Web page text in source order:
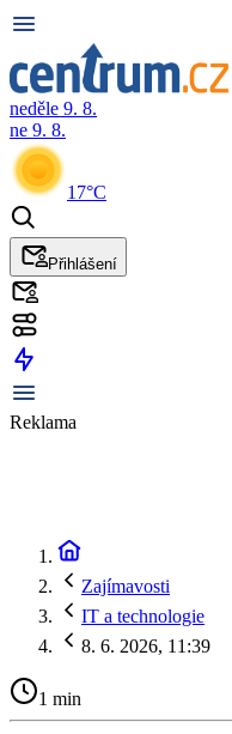
neděle 9. 8.
ne 9. 8.
17°C
Přihlášení
Reklama
Zajímavosti
IT a technologie
8. 6. 2026, 11:39
1 min